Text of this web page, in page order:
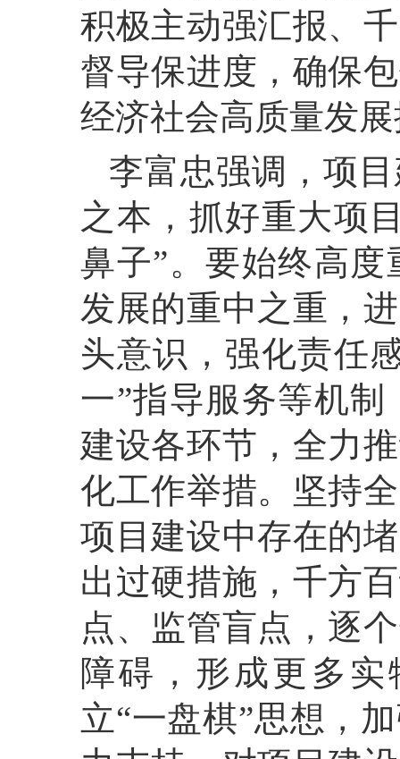
积极主动强汇报、
督导保进度，确保
经济社会高质量发
李富忠强调，项
之本，抓好重大项
鼻子”。要始终高
发展的重中之重，
头意识，强化责任
一”指导服务等机
建设各环节，全力
化工作举措。坚持
项目建设中存在的
出过硬措施，千方
点、监管盲点，逐
障碍，形成更多
立“一盘棋”思想，